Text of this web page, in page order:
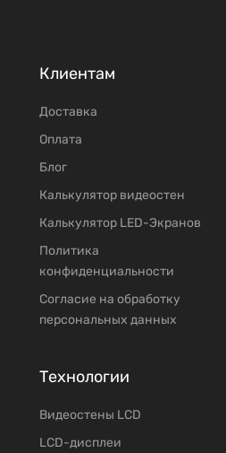
Клиентам
Доставка
Оплата
Блог
Калькулятор видеостен
Калькулятор LED-Экранов
Политика
конфиденциальности
Согласие на обработку
персональных данных
Технологии
Видеостены LCD
LCD-дисплеи